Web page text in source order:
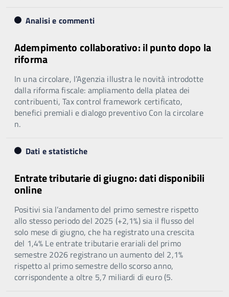
Analisi e commenti
Adempimento collaborativo: il punto dopo la
riforma
In una circolare, l’Agenzia illustra le novità introdotte
dalla riforma fiscale: ampliamento della platea dei
contribuenti, Tax control framework certificato,
benefici premiali e dialogo preventivo Con la circolare
n.
Dati e statistiche
Entrate tributarie di giugno: dati disponibili
online
Positivi sia l’andamento del primo semestre rispetto
allo stesso periodo del 2025 (+2,1%) sia il flusso del
solo mese di giugno, che ha registrato una crescita
del 1,4% Le entrate tributarie erariali del primo
semestre 2026 registrano un aumento del 2,1%
rispetto al primo semestre dello scorso anno,
corrispondente a oltre 5,7 miliardi di euro (5.